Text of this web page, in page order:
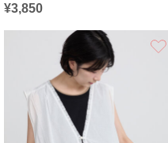
¥3,850